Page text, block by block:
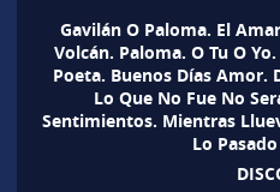
Gavilán O Paloma. El
Volcán. Paloma. O Tu O
Poeta. Buenos Días Amor.
Lo Que No Fue No
Sentimientos. Mientras
Lo